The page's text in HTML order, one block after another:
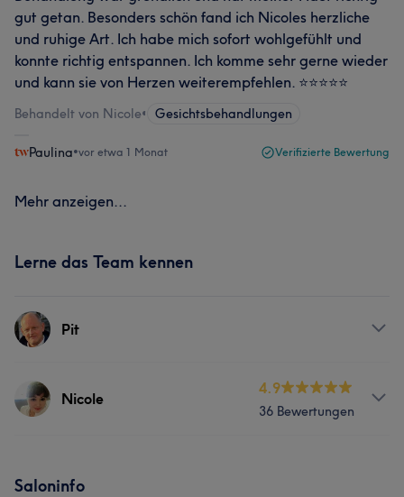
gut getan. Besonders schön fand ich Nicoles herzliche
und ruhige Art. Ich habe mich sofort wohlgefühlt und
konnte richtig entspannen. Ich komme sehr gerne wieder
und kann sie von Herzen weiterempfehlen. ⭐⭐⭐⭐⭐
Behandelt von Nicole• Gesichtsbehandlungen
Paulina•vor etwa 1 Monat Verifizierte Bewertung
Mehr anzeigen...
Lerne das Team kennen
Pit
Services
Nicole
4.9
36 Bewertungen
Saloninfo